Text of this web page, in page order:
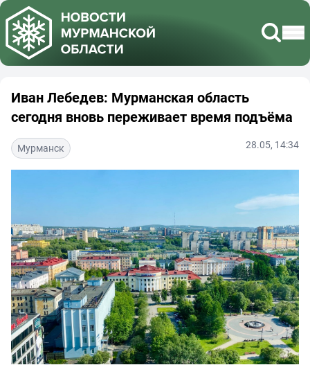
Иван Лебедев: Мурманская область
сегодня вновь переживает время подъёма
Мурманск 28.05, 14:34